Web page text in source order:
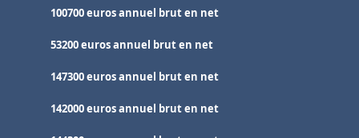
100700 euros annuel brut en net
53200 euros annuel brut en net
147300 euros annuel brut en net
142000 euros annuel brut en net